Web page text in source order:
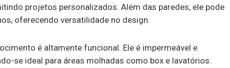
projetos personalizados. Além das paredes, ele pode
oferecendo versatilidade no design.
é altamente funcional. Ele é impermeável e
se ideal para áreas molhadas como box e lavatórios.